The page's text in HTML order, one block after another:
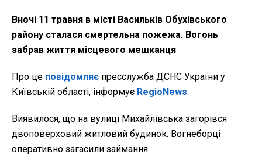
Вночі 11 травня в місті Васильків Обухівського
району сталася смертельна пожежа. Вогонь
забрав життя місцевого мешканця
Про це повідомляє пресслужба ДСНС України у
Київській області, інформує RegioNews.
Виявилося, що на вулиці Михайлівська загорівся
двоповерховий житловий будинок. Вогнеборці
оперативно загасили займання.